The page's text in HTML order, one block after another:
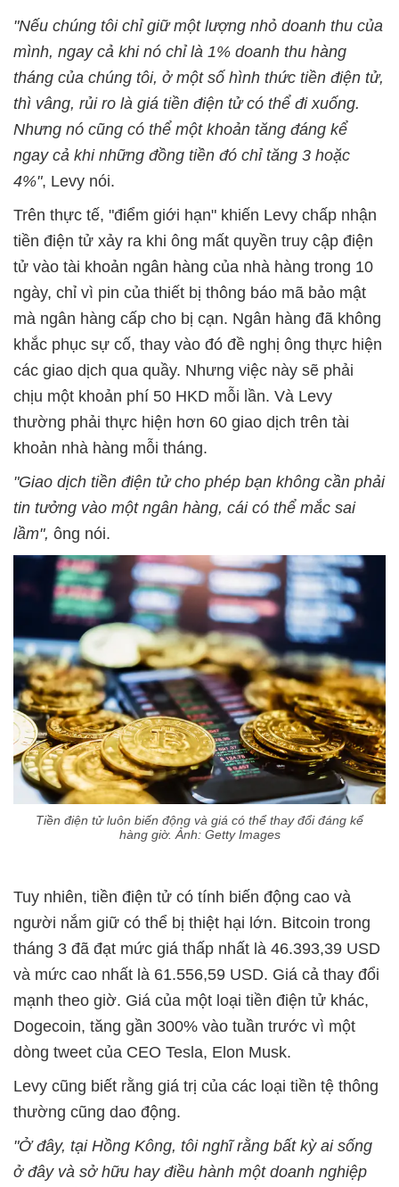
"Nếu chúng tôi chỉ giữ một lượng nhỏ doanh thu của
mình, ngay cả khi nó chỉ là 1% doanh thu hàng
tháng của chúng tôi, ở một số hình thức tiền điện tử,
thì vâng, rủi ro là giá tiền điện tử có thể đi xuống.
Nhưng nó cũng có thể một khoản tăng đáng kể
ngay cả khi những đồng tiền đó chỉ tăng 3 hoặc
4%", Levy nói.
Trên thực tế, "điểm giới hạn" khiến Levy chấp nhận
tiền điện tử xảy ra khi ông mất quyền truy cập điện
tử vào tài khoản ngân hàng của nhà hàng trong 10
ngày, chỉ vì pin của thiết bị thông báo mã bảo mật
mà ngân hàng cấp cho bị cạn. Ngân hàng đã không
khắc phục sự cố, thay vào đó đề nghị ông thực hiện
các giao dịch qua quầy. Nhưng việc này sẽ phải
chịu một khoản phí 50 HKD mỗi lần. Và Levy
thường phải thực hiện hơn 60 giao dịch trên tài
khoản nhà hàng mỗi tháng.
"Giao dịch tiền điện tử cho phép bạn không cần phải
tin tưởng vào một ngân hàng, cái có thể mắc sai
lầm", ông nói.
Tiền điện tử luôn biến động và giá có thể thay đổi đáng kể
hàng giờ. Ảnh: Getty Images
Tuy nhiên, tiền điện tử có tính biến động cao và
người nắm giữ có thể bị thiệt hại lớn. Bitcoin trong
tháng 3 đã đạt mức giá thấp nhất là 46.393,39 USD
và mức cao nhất là 61.556,59 USD. Giá cả thay đổi
mạnh theo giờ. Giá của một loại tiền điện tử khác,
Dogecoin, tăng gần 300% vào tuần trước vì một
dòng tweet của CEO Tesla, Elon Musk.
Levy cũng biết rằng giá trị của các loại tiền tệ thông
thường cũng dao động.
"Ở đây, tại Hồng Kông, tôi nghĩ rằng bất kỳ ai sống
ở đây và sở hữu hay điều hành một doanh nghiệp